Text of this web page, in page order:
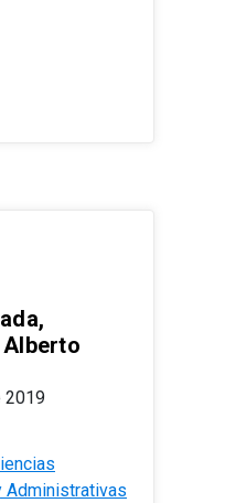
2019
Administrativas